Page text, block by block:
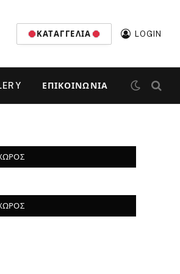
ΚΑΤΑΓΓΕΛΊΑ LOGIN
ΕΠΙΚΟΙΝΩΝΊΑ